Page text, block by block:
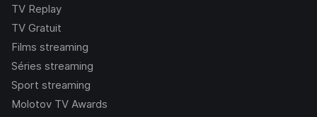
TV Replay
TV Gratuit
Films streaming
Séries streaming
Sport streaming
Molotov TV Awards